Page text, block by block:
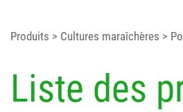
Produits > Cultures maraîchères >
Liste des